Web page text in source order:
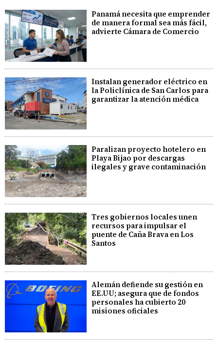
Panamá necesita que emprender
de manera formal sea más fácil,
advierte Cámara de Comercio
Instalan generador eléctrico en
la Policlínica de San Carlos para
garantizar la atención médica
Paralizan proyecto hotelero en
Playa Bijao por descargas
ilegales y grave contaminación
Tres gobiernos locales unen
recursos para impulsar el
puente de Caña Brava en Los
Santos
Alemán defiende su gestión en
EE.UU; asegura que de fondos
personales ha cubierto 20
misiones oficiales